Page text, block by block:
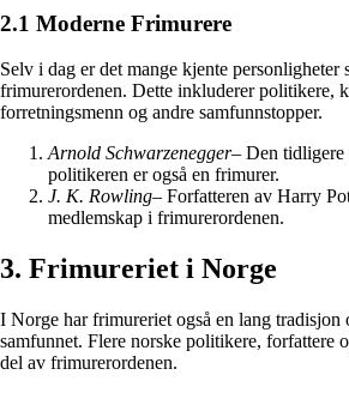
2.1 Moderne Frimurere
Selv i dag er det mange kjente personligheter
frimurerordenen. Dette inkluderer politikere,
forretningsmenn og andre samfunnstopper.
Arnold Schwarzenegger– Den tidligere
politikeren er også en frimurer.
J. K. Rowling– Forfatteren av Harry
medlemskap i frimurerordenen.
3. Frimureriet i Norge
I Norge har frimureriet også en lang tradisjon
samfunnet. Flere norske politikere, forfattere
del av frimurerordenen.